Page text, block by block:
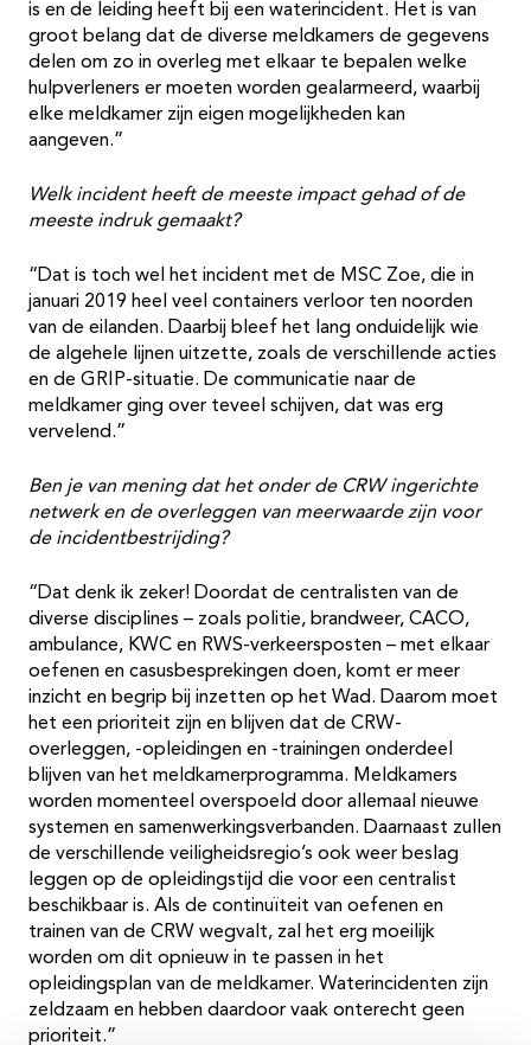
is en de leiding heeft bij een waterincident. Het is van
groot belang dat de diverse meldkamers de gegevens
delen om zo in overleg met elkaar te bepalen welke
hulpverleners er moeten worden gealarmeerd, waarbij
elke meldkamer zijn eigen mogelijkheden kan
aangeven.”
Welk incident heeft de meeste impact gehad of de
meeste indruk gemaakt?
“Dat is toch wel het incident met de MSC Zoe, die in
januari 2019 heel veel containers verloor ten noorden
van de eilanden. Daarbij bleef het lang onduidelijk wie
de algehele lijnen uitzette, zoals de verschillende acties
en de GRIP-situatie. De communicatie naar de
meldkamer ging over teveel schijven, dat was erg
vervelend.”
Ben je van mening dat het onder de CRW ingerichte
netwerk en de overleggen van meerwaarde zijn voor
de incidentbestrijding?
“Dat denk ik zeker! Doordat de centralisten van de
diverse disciplines – zoals politie, brandweer, CACO,
ambulance, KWC en RWS-verkeersposten – met elkaar
oefenen en casusbesprekingen doen, komt er meer
inzicht en begrip bij inzetten op het Wad. Daarom moet
het een prioriteit zijn en blijven dat de CRW-
overleggen, -opleidingen en -trainingen onderdeel
blijven van het meldkamerprogramma. Meldkamers
worden momenteel overspoeld door allemaal nieuwe
systemen en samenwerkingsverbanden. Daarnaast zullen
de verschillende veiligheidsregio’s ook weer beslag
leggen op de opleidingstijd die voor een centralist
beschikbaar is. Als de continuïteit van oefenen en
trainen van de CRW wegvalt, zal het erg moeilijk
worden om dit opnieuw in te passen in het
opleidingsplan van de meldkamer. Waterincidenten zijn
zeldzaam en hebben daardoor vaak onterecht geen
prioriteit.”